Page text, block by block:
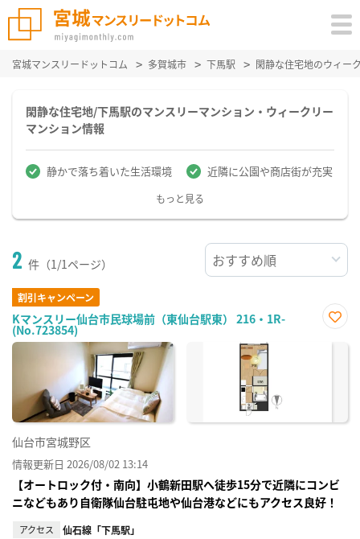
宮城マンスリードットコム 多賀城市 下馬駅 閑静な住宅地のウィー
閑静な住宅地/下馬駅のマンスリーマンション・ウィークリー
マンション情報
静かで落ち着いた生活環境 近隣に公園や商店街が充実
もっと見る
2 件（1/1ページ）
割引キャンペーン
Kマンスリー仙台市民球場前（東仙台駅東） 216・1R-
(No.723854)
に入
仙台市宮城野区
情報更新日 2026/08/02 13:14
【オートロック付・南向】小鶴新田駅へ徒歩15分で近隣にコンビ
ニなどもあり自衛隊仙台駐屯地や仙台港などにもアクセス良好！
アクセス 仙石線「下馬駅」